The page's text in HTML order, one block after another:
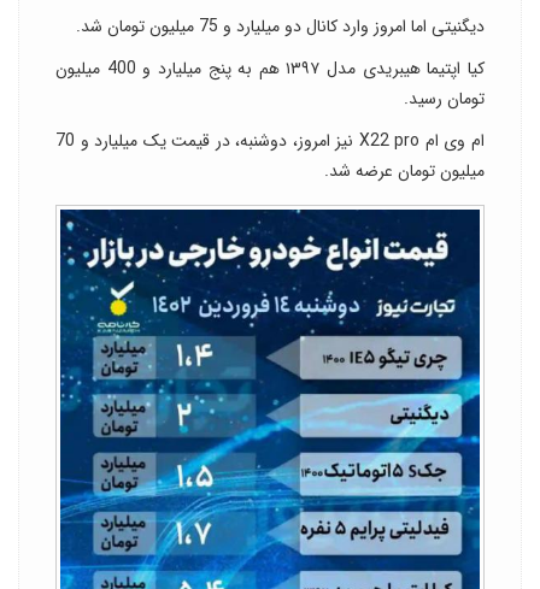
دیگنیتی اما امروز وارد کانال دو میلیارد و 75 میلیون تومان شد.
کیا اپتیما هیبریدی مدل ۱۳۹۷ هم به پنج میلیارد و 400 میلیون
تومان رسید.
ام وی ام X22 pro نیز امروز، دوشنبه، در قیمت یک میلیارد و 70
میلیون تومان عرضه شد.